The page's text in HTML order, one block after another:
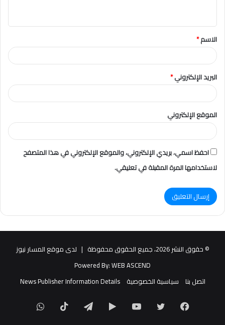
ق
*
الاسم*
البريد الإلكتروني*
الموقع الإلكتروني
احفظ اسمي، بريدي الإلكتروني، والموقع الإلكتروني في هذا المتصفح
لاستخدامها المرة المقبلة في تعليقي.
© حقوق النشر 2026، جميع الحقوق محفوظة |
لدى موقع المسار نيوز
Powered By:WEB ASCEND
اتصل بنا
سياسية الخصوصية News Publisher Information Details
فيسبوك يوتيوب‏Googleتيلقرام TikTokواتساب